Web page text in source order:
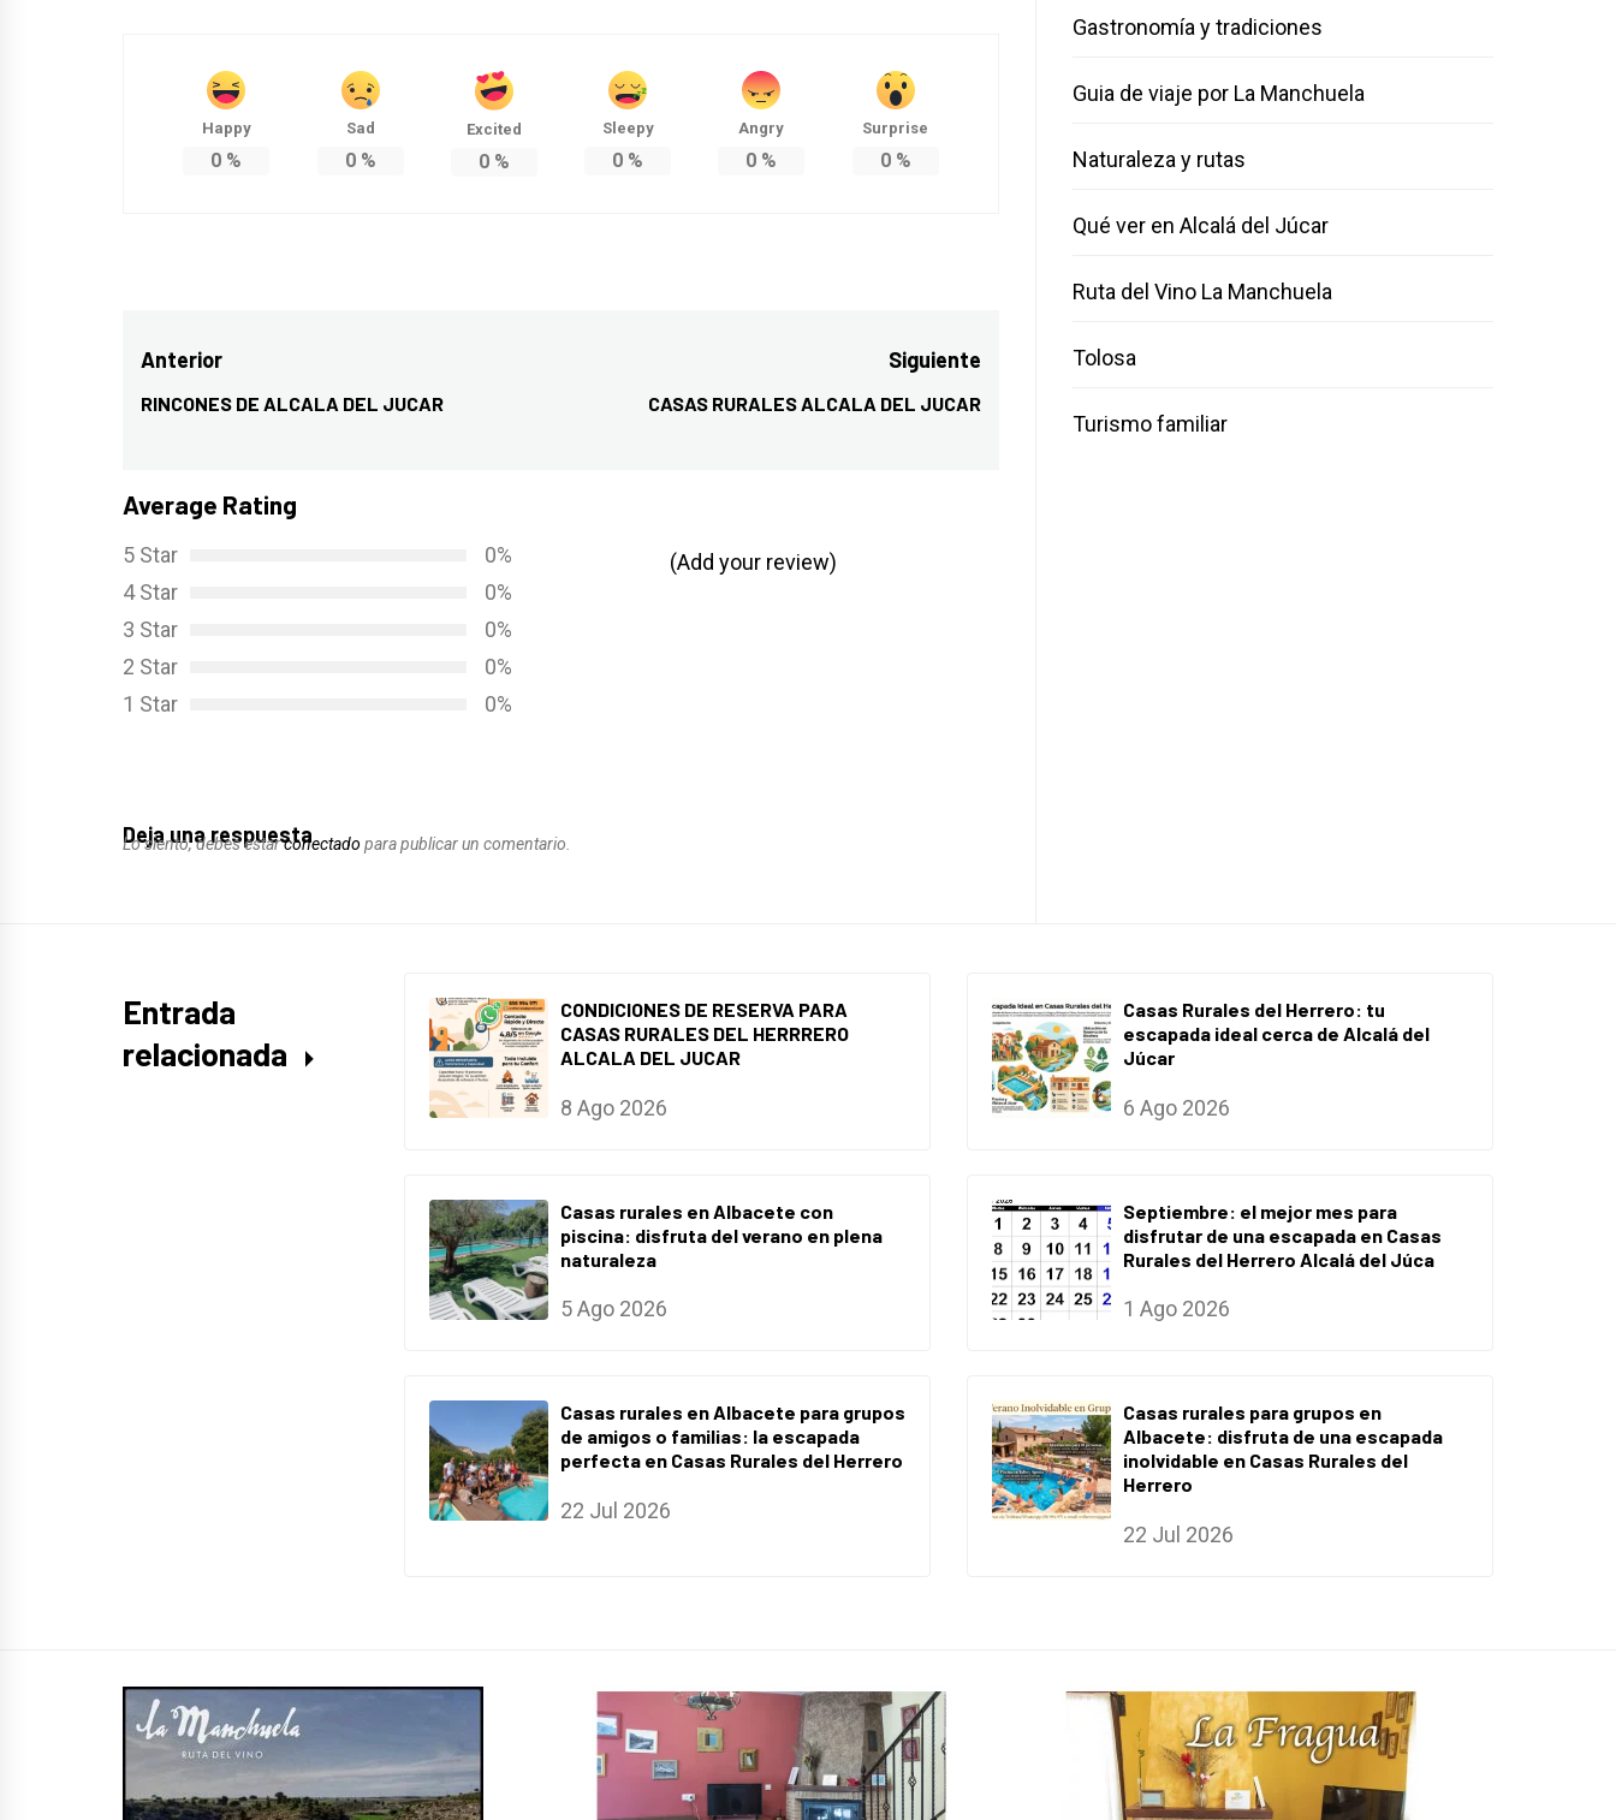
Happy
0 %
Sad
0%
Excited
0%
Sleepy
0 %
Angry
0 %
Surprise
0%
Navegación
de
Anterior
Entrada
RINCONES DE ALCALA DEL JUCAR
Siguiente
Entrada
CASAS RURALES ALCALA DEL JUCAR
Average Rating
5 Star
0%
4 Star
0%
3 Star
0%
2 Star
0%
1 Star
0%
(Add your review)
Deja una respuesta
Lo siento, debes estarconectado para publicar un comentario.
Gastronomía y tradiciones
Guia de viaje por La Manchuela
Naturaleza y rutas
Qué ver en Alcalá del Júcar
Ruta del Vino La Manchuela
Tolosa
Turismo familiar
Entrada
relacionada
CONDICIONES DE RESERVA PARA
CASAS RURALES DEL HERRRERO
ALCALA DEL JUCAR
8 Ago 2026
Casas Rurales del Herrero: tu
escapada ideal cerca de Alcalá del
Júcar
6 Ago 2026
Casas rurales en Albacete con
piscina: disfruta del verano en plena
naturaleza
5 Ago 2026
Septiembre: el mejor mes para
disfrutar de una escapada en Casas
Rurales del Herrero Alcalá del Júca
1 Ago 2026
Casas rurales en Albacete para grupos
de amigos o familias: la escapada
perfecta en Casas Rurales del Herrero
22 Jul 2026
Casas rurales para grupos en
Albacete: disfruta de una escapada
inolvidable en Casas Rurales del
Herrero
22 Jul 2026